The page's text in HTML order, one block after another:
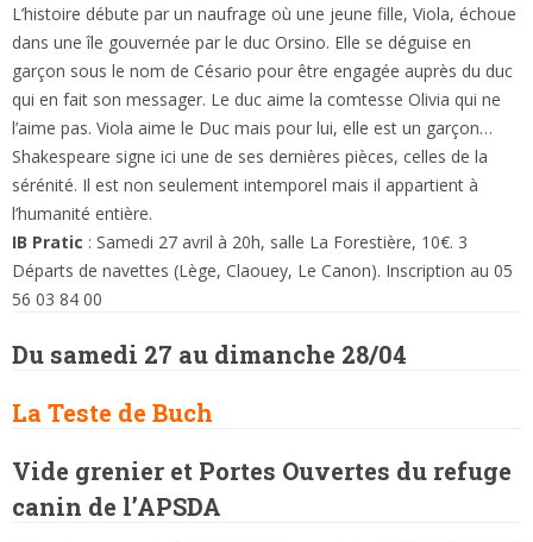
L’histoire débute par un naufrage où une jeune fille, Viola, échoue
dans une île gouvernée par le duc Orsino. Elle se déguise en
garçon sous le nom de Césario pour être engagée auprès du duc
qui en fait son messager. Le duc aime la comtesse Olivia qui ne
l’aime pas. Viola aime le Duc mais pour lui, elle est un garçon…
Shakespeare signe ici une de ses dernières pièces, celles de la
sérénité. Il est non seulement intemporel mais il appartient à
l’humanité entière.
IB Pratic : Samedi 27 avril à 20h, salle La Forestière, 10€. 3
Départs de navettes (Lège, Claouey, Le Canon). Inscription au 05
56 03 84 00
Du samedi 27 au dimanche 28/04
La Teste de Buch
Vide grenier et Portes Ouvertes du refuge
canin de l’APSDA